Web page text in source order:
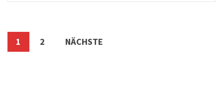
Seitennummerierung
1 2 NÄCHSTE